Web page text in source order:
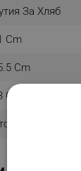
За Хляб
Cm
Cm
Cm